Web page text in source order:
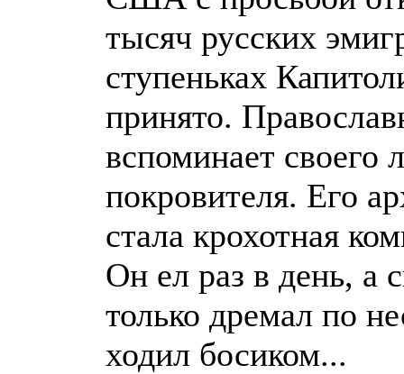
тысяч русских
ступеньках
принято.
вспоминает своего
покровителя. Его
стала крохотная
Он ел раз в день, а
только дремал по
ходил босиком...